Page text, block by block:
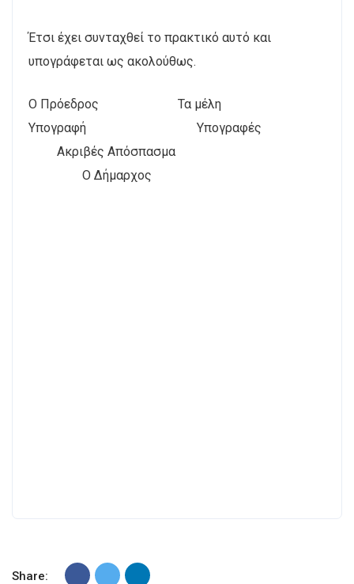
Έτσι έχει συνταχθεί το πρακτικό αυτό και
υπογράφεται ως ακολούθως.
Ο Πρόεδρος Τα μέλη
Υπογραφή Υπογραφές
Ακριβές Απόσπασμα
Ο Δήμαρχος
Share: